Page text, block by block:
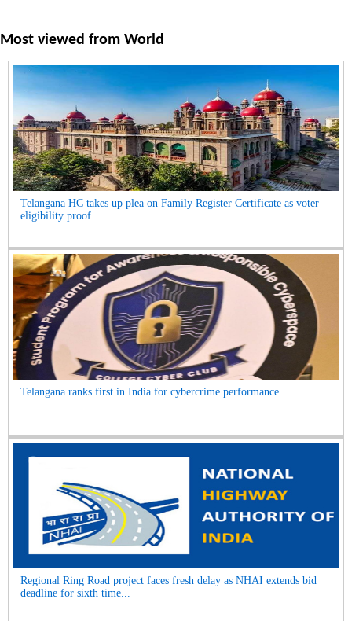
Most viewed from World
Telangana HC takes up plea on Family Register Certificate as voter
eligibility proof...
Telangana ranks first in India for cybercrime performance...
Regional Ring Road project faces fresh delay as NHAI extends bid
deadline for sixth time...